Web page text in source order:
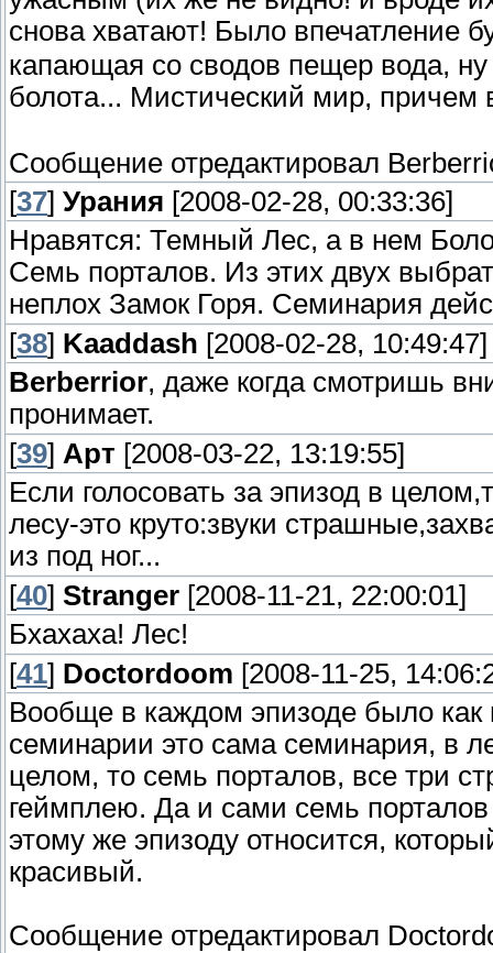
снова хватают! Было впечатление
капающая со сводов пещер вода,
болота... Мистический мир,
Сообщение отредактировал
[37] Урания [2008-02-28, 00:33:36]
Нравятся: Темный Лес, а в нем
Семь порталов. Из этих двух
неплох Замок Горя. Семинария
[38] Kaaddash [2008-02-28, 10:49:47]
Berberrior, даже когда смотришь
пронимает.
[39] Арт [2008-03-22, 13:19:55]
Если голосовать за эпизод в
лесу-это круто:звуки
из под ног...
[40] Stranger [2008-11-21, 22:00:01]
Бхахаха! Лес!
[41] Doctordoom [2008-11-25,
Вообще в каждом эпизоде было
семинарии это сама семинария, в
целом, то семь порталов, все три
геймплею. Да и сами семь
этому же эпизоду относится,
красивый.
Сообщение отредактировал